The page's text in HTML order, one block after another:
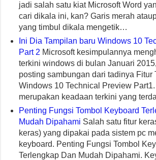
jadi salah satu kiat Microsoft Word
cari dikala ini, kan? Garis merah
yang timbul dikala mengetik…
Ini Dia Tampilan baru Windows 10
Part 2 Microsoft kesimpulannya
terkini windows di bulan Januari
posting sambungan dari tadinya Fitur
Windows 10 Technical Preview
merupakan keadaan terkini yang
Penting Fungsi Tombol Keyboard
Mudah Dipahami Salah satu fitur
keras) yang dipakai pada sistem pc
keyboard. Penting Fungsi Tombol
Terlengkap Dan Mudah Dipahami.